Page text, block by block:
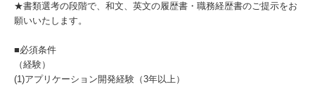
★書類選考の段階で、和文、英文の履歴書・職務経歴書のご提示をお
願いいたします。
■必須条件
（経験）
(1)アプリケーション開発経験（3年以上）